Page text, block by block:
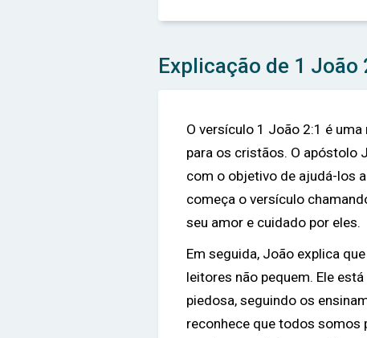
Explicação de 1 João
O versículo 1 João 2:1 é
para os cristãos. O apóstolo
com o objetivo de ajudá-los
começa o versículo
seu amor e cuidado por eles.
Em seguida, João explica
leitores não pequem. Ele
piedosa, seguindo os
reconhece que todos somos